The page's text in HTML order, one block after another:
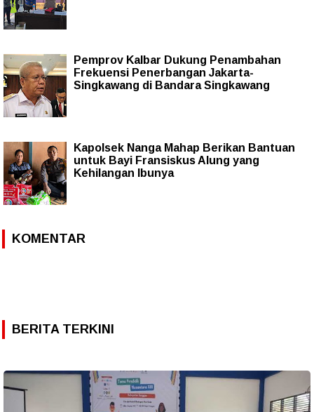
Pemprov Kalbar Dukung Penambahan
Frekuensi Penerbangan Jakarta-
Singkawang di Bandara Singkawang
Kapolsek Nanga Mahap Berikan Bantuan
untuk Bayi Fransiskus Alung yang
Kehilangan Ibunya
KOMENTAR
BERITA TERKINI